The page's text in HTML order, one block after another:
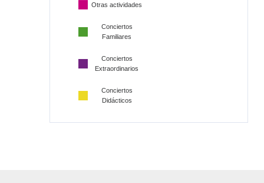
Otras actividades
Conciertos
Familiares
Conciertos
Extraordinarios
Conciertos
Didácticos